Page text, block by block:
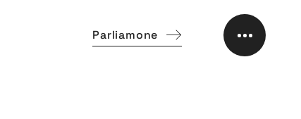
Parliamone